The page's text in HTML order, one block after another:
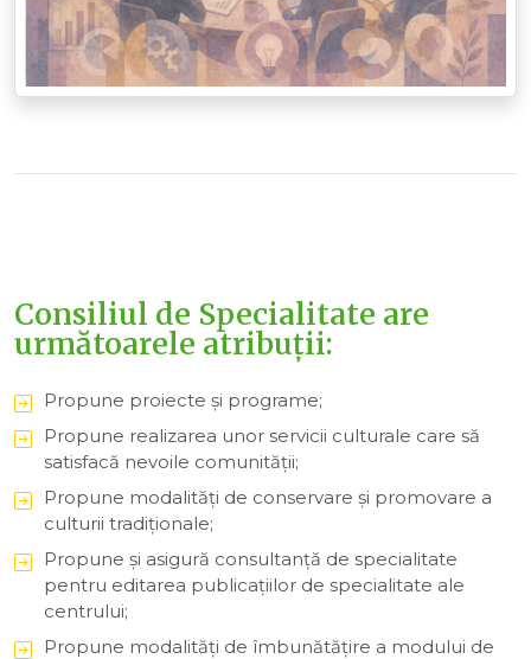
Consiliul de Specialitate are
următoarele atribuții:
Propune proiecte şi programe;
Propune realizarea unor servicii culturale care să
satisfacă nevoile comunităţii;
Propune modalităţi de conservare şi promovare a
culturii tradiţionale;
Propune şi asigură consultanţă de specialitate
pentru editarea publicaţiilor de specialitate ale
centrului;
Propune modalităţi de îmbunătăţire a modului de